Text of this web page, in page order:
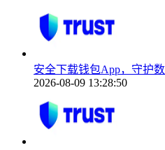
安全下载钱包App，守护
2026-08-09 13:28:50